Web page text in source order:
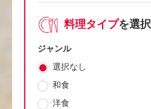
料理タイプを選択
ジャンル
選択なし
和食
洋食